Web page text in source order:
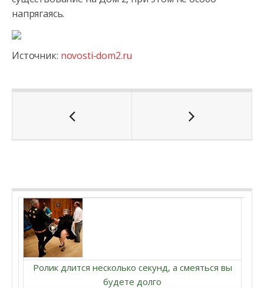
напрягаясь.
Источник: novosti-dom2.ru
Ролик длится несколько секунд, а смеяться вы
будете долго